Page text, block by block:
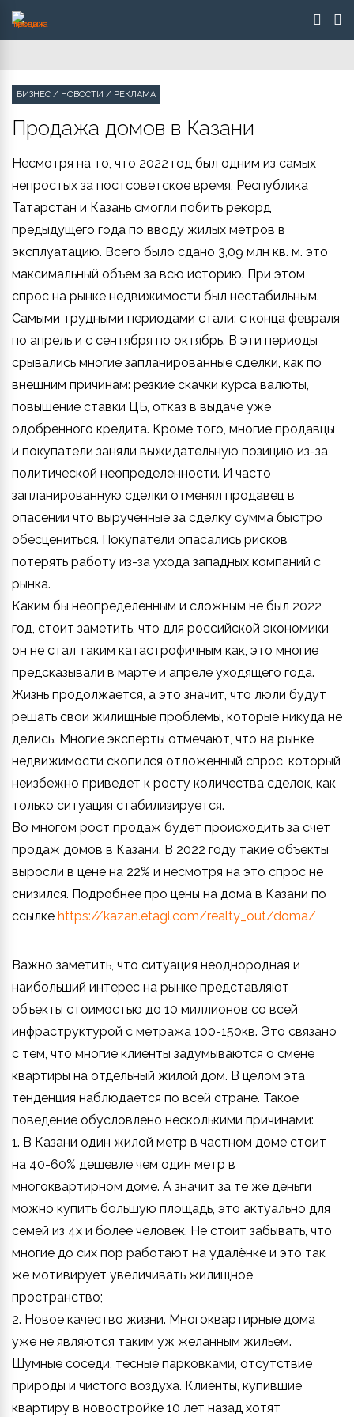
БИЗНЕС / НОВОСТИ / РЕКЛАМА
Продажа домов в Казани
Несмотря на то, что 2022 год был одним из самых
непростых за постсоветское время, Республика
Татарстан и Казань смогли побить рекорд
предыдущего года по вводу жилых метров в
эксплуатацию. Всего было сдано 3,09 млн кв. м. это
максимальный объем за всю историю. При этом
спрос на рынке недвижимости был нестабильным.
Самыми трудными периодами стали: с конца февраля
по апрель и с сентября по октябрь. В эти периоды
срывались многие запланированные сделки, как по
внешним причинам: резкие скачки курса валюты,
повышение ставки ЦБ, отказ в выдаче уже
одобренного кредита. Кроме того, многие продавцы
и покупатели заняли выжидательную позицию из-за
политической неопределенности. И часто
запланированную сделки отменял продавец в
опасении что вырученные за сделку сумма быстро
обесцениться. Покупатели опасались рисков
потерять работу из-за ухода западных компаний с
рынка.
Каким бы неопределенным и сложным не был 2022
год, стоит заметить, что для российской экономики
он не стал таким катастрофичным как, это многие
предсказывали в марте и апреле уходящего года.
Жизнь продолжается, а это значит, что люли будут
решать свои жилищные проблемы, которые никуда не
делись. Многие эксперты отмечают, что на рынке
недвижимости скопился отложенный спрос, который
неизбежно приведет к росту количества сделок, как
только ситуация стабилизируется.
Во многом рост продаж будет происходить за счет
продаж домов в Казани. В 2022 году такие объекты
выросли в цене на 22% и несмотря на это спрос не
снизился. Подробнее про цены на дома в Казани по
ссылке https://kazan.etagi.com/realty_out/doma/
Важно заметить, что ситуация неоднородная и
наибольший интерес на рынке представляют
объекты стоимостью до 10 миллионов со всей
инфраструктурой с метража 100-150кв. Это связано
с тем, что многие клиенты задумываются о смене
квартиры на отдельный жилой дом. В целом эта
тенденция наблюдается по всей стране. Такое
поведение обусловлено несколькими причинами:
1. В Казани один жилой метр в частном доме стоит
на 40-60% дешевле чем один метр в
многоквартирном доме. А значит за те же деньги
можно купить большую площадь, это актуально для
семей из 4х и более человек. Не стоит забывать, что
многие до сих пор работают на удалёнке и это так
же мотивирует увеличивать жилищное
пространство;
2. Новое качество жизни. Многоквартирные дома
уже не являются таким уж желанным жильем.
Шумные соседи, тесные парковками, отсутствие
природы и чистого воздуха. Клиенты, купившие
квартиру в новостройке 10 лет назад хотят